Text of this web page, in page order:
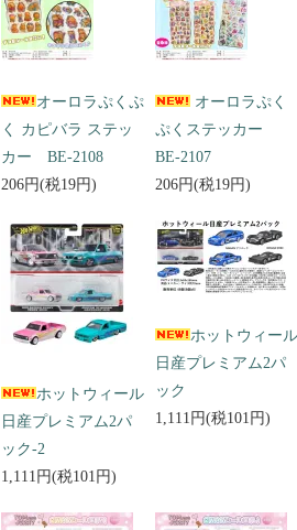
オーロラぷくぷ
く カピバラ ステッ
カー BE-2108
206円(税19円)
オーロラぷく
ぷくステッカー
BE-2107
206円(税19円)
ホットウィール
日産プレミアム2パ
ック-2
1,111円(税101円)
ホットウィール
日産プレミアム2パ
ック
1,111円(税101円)